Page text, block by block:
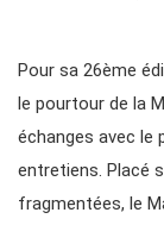
Pour sa 26ème
le pourtour de la
échanges avec le
entretiens. Placé
fragmentées, le